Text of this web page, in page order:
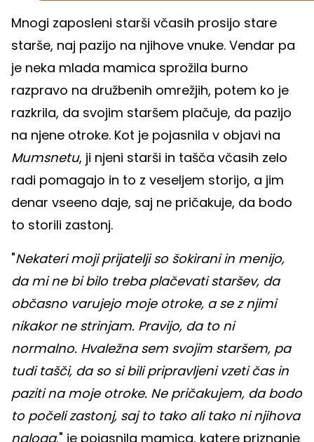
Mnogi zaposleni starši včasih prosijo stare
starše, naj pazijo na njihove vnuke. Vendar pa
je neka mlada mamica sprožila burno
razpravo na družbenih omrežjih, potem ko je
razkrila, da svojim staršem plačuje, da pazijo
na njene otroke. Kot je pojasnila v objavi na
Mumsnetu, ji njeni starši in tašča včasih zelo
radi pomagajo in to z veseljem storijo, a jim
denar vseeno daje, saj ne pričakuje, da bodo
to storili zastonj.
"Nekateri moji prijatelji so šokirani in menijo,
da mi ne bi bilo treba plačevati staršev, da
občasno varujejo moje otroke, a se z njimi
nikakor ne strinjam. Pravijo, da to ni
normalno. Hvaležna sem svojim staršem, pa
tudi tašči, da so si bili pripravljeni vzeti čas in
paziti na moje otroke. Ne pričakujem, da bodo
to počeli zastonj, saj to tako ali tako ni njihova
naloga," je pojasnila mamica, katere priznanje